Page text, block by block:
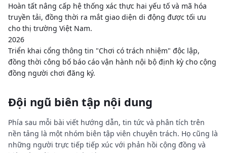
Hoàn tất nâng cấp hệ thống xác thực hai yếu tố và mã hóa
truyền tải, đồng thời ra mắt giao diện di động được tối ưu
cho thị trường Việt Nam.
2026
Triển khai cổng thông tin "Chơi có trách nhiệm" độc lập,
đồng thời công bố báo cáo vận hành nội bộ định kỳ cho cộng
đồng người chơi đăng ký.
Đội ngũ biên tập nội dung
Phía sau mỗi bài viết hướng dẫn, tin tức và phân tích trên
nền tảng là một nhóm biên tập viên chuyên trách. Họ cũng là
những người trực tiếp tiếp xúc với phản hồi cộng đồng và